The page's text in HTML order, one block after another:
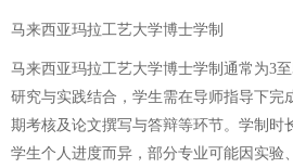
马来西亚玛拉工艺大学博士学制
马来西亚玛拉工艺大学博士学制通常为3
研究与实践结合，学生需在导师指导下完
期考核及论文撰写与答辩等环节。学制时
学生个人进度而异，部分专业可能因实验